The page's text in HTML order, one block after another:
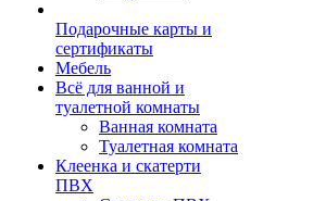
Подарочные карты и
сертификаты
Мебель
Всё для ванной и
туалетной комнаты
Ванная комната
Туалетная комната
Клеенка и скатерти
ПВХ